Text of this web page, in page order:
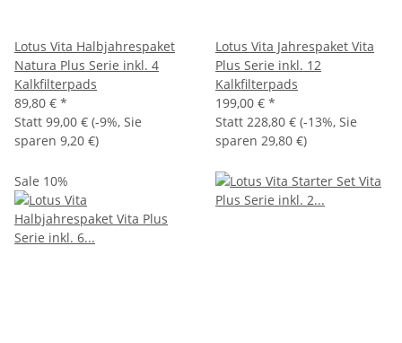
Lotus Vita Halbjahrespaket
Natura Plus Serie inkl. 4
Kalkfilterpads
89,80 € *
Statt 99,00 € (-9%, Sie
sparen 9,20 €)
Lotus Vita Jahrespaket Vita
Plus Serie inkl. 12
Kalkfilterpads
199,00 € *
Statt 228,80 € (-13%, Sie
sparen 29,80 €)
Sale 10%